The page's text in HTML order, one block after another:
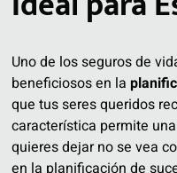
Uno de los seguros de
beneficiosos en la
que tus seres queridos
característica permite
quieres dejar no se vea
en la planificación de